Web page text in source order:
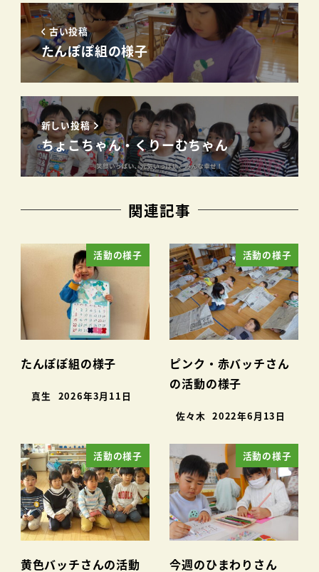
古い投稿
たんぽぽ組の様子
新しい投稿
ちょこちゃん・くりーむちゃん
関連記事
活動の様子
たんぽぽ組の様子
真生 2026年3月11日
活動の様子
ピンク・赤バッチさん
の活動の様子
佐々木 2022年6月13日
活動の様子
黄色バッチさんの活動
活動の様子
今週のひまわりさん